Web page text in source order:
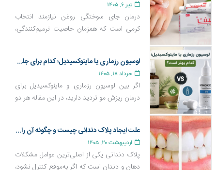
تیر 6, 1405
درمان جای سوختگی روغن نیازمند انتخاب
کرمی است که همزمان خاصیت ترمیم‌کنندگی،
بهترین کرم‌ها برای جای سوختگی روغن،
ویژگی‌های مهم یک محصول ترمیم‌کننده مؤثر و
همچنین روش صحیح استفاده از آن‌ها آشنا
خواهید شد.
لوسیون رزماری یا ماینوکسیدیل؛ کدام برای جلوگیری از ریزش و رشد مو بهتر است؟
خرداد 18, 1405
اگر بین لوسیون رزماری و ماینوکسیدیل برای
درمان ریزش مو تردید دارید، در این مقاله هر دو
بر اساس نوع ریزش موی خود انتخاب کنید. علت ایجاد پلاک دندانی چیست و چگونه آن را کنترل کنیم؟
اردیبهشت 20, 1405
پلاک دندانی یکی از اصلی‌ترین عوامل مشکلات
دهان و دندان است که اگر به‌موقع کنترل نشود،